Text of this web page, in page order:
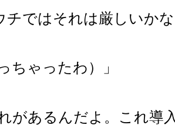
チではそれは厳しいか
ちゃったわ）」
があるんだよ。これ導